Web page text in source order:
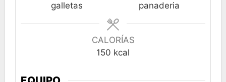
galletas
panaderia
CALORÍAS
150 kcal